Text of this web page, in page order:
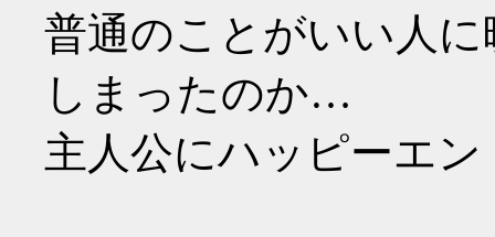
普通のことがいい人
しまったのか…
主人公にハッピーエ